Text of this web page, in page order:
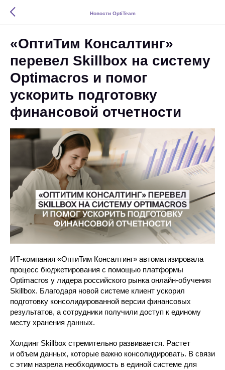
Новости OptiTeam
«ОптиТим Консалтинг»
перевел Skillbox на систему
Optimacros и помог
ускорить подготовку
финансовой отчетности
ИТ-компания «ОптиТим Консалтинг» автоматизировала
процесс бюджетирования с помощью платформы
Optimacros у лидера российского рынка онлайн-обучения
Skillbox. Благодаря новой системе клиент ускорил
подготовку консолидированной версии финансовых
результатов, а сотрудники получили доступ к единому
месту хранения данных.
Холдинг Skillbox стремительно развивается. Растет
и объем данных, которые важно консолидировать. В связи
с этим назрела необходимость в единой системе для